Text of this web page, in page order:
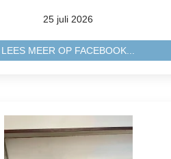
25 juli 2026
LEES MEER OP FACEBOOK...